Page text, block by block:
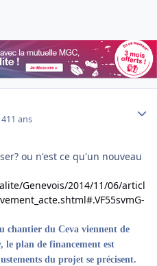
11 ans
ou n'est ce qu'un nouveau
Genevois/2014/11/06/articl
chantier du Ceva viennent de
le plan de financement est
du projet se précisent.